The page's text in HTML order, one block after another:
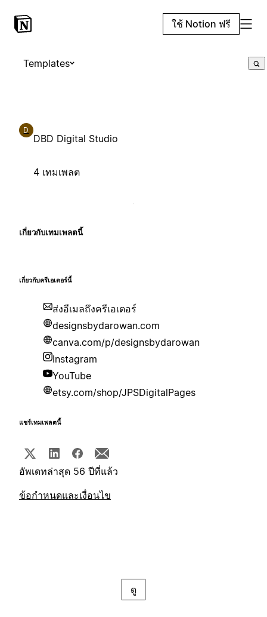
ใช้ Notion ฟรี
Templates
D
DBD Digital Studio
4 เทมเพลต
เกี่ยวกับเทมเพลตนี้
เกี่ยวกับครีเอเตอร์นี้
ส่งอีเมลถึงครีเอเตอร์
designsbydarowan.com
canva.com/p/designsbydarowan
Instagram
YouTube
etsy.com/shop/JPSDigitalPages
แชร์เทมเพลตนี้
อัพเดทล่าสุด 56 ปีที่แล้ว
ข้อกำหนดและเงื่อนไข
ดู